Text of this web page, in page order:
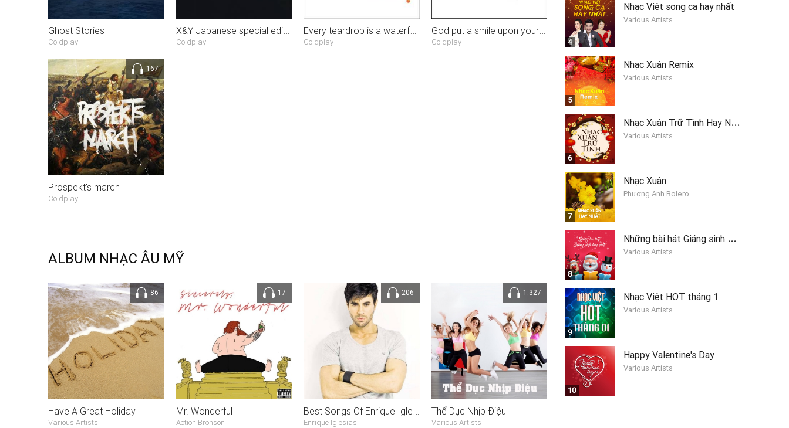
Ghost Stories
Coldplay
X&Y Japanese special edition (bonus disc)
Coldplay
Every teardrop is a waterfall (EP)
Coldplay
God put a smile upon your face
Coldplay
167
Prospekt's march
Coldplay
ALBUM NHẠC ÂU MỸ
86
Have A Great Holiday
Various Artists
17
Mr. Wonderful
Action Bronson
206
Enrique Iglesias
1.327
Thể Dục Nhịp Điệu
Various Artists
4
Nhạc Việt song ca hay nhất
Various Artists
5
Nhạc Xuân Remix
Various Artists
6
N
hạc Xuân Trữ Tình Hay Nhất
Various Artists
7
Nhạc Xuân
Phương Anh Bolero
8
N
hững bài hát Giáng sinh hay nhất 2019
Various Artists
9
Nhạc Việt HOT tháng 1
Various Artists
10
Happy Valentine's Day
Various Artists